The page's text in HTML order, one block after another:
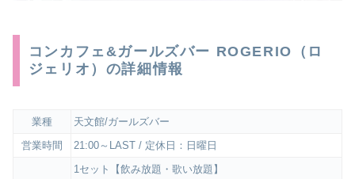
コンカフェ&ガールズバー ROGERIO（ロ
ジェリオ）の詳細情報
業種
天文館/ガールズバー
営業時間
21:00～LAST / 定休日：日曜日
1セット【飲み放題・歌い放題】